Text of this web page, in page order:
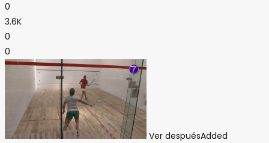
0
3.6K
0
0
Ver despuésAdded